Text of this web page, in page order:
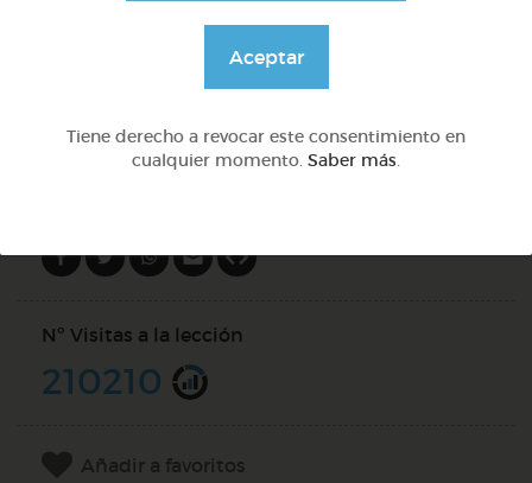
DOCS (3)
Nº Visitas a la lección
210210
Añadir a favoritos
Aceptar
Tiene derecho a revocar este consentimiento en
cualquier momento. Saber más.